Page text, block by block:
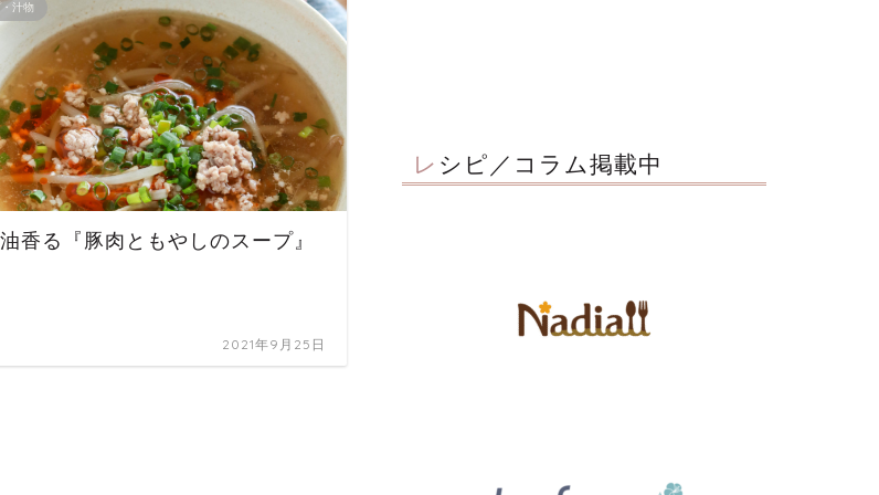
汁物
香る『豚肉ともやしのスープ』
2021年9月25日
レシピ／コラム掲載中